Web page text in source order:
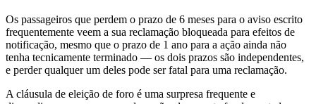
Os passageiros que perdem o prazo de 6 meses para o aviso escrito
frequentemente veem a sua reclamação bloqueada para efeitos de
notificação, mesmo que o prazo de 1 ano para a ação ainda não
tenha tecnicamente terminado — os dois prazos são independentes,
e perder qualquer um deles pode ser fatal para uma reclamação.
A cláusula de eleição de foro é uma surpresa frequente e